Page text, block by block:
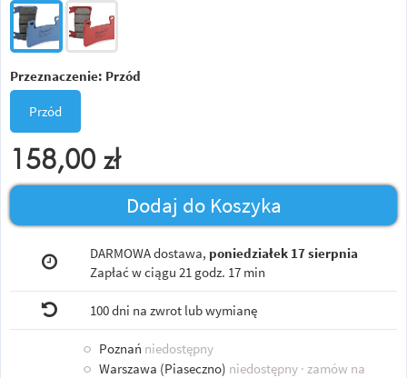
Przeznaczenie: Przód
Przód
158,00 zł
Dodaj do Koszyka
DARMOWA dostawa, poniedziałek 17 sierpnia
Zapłać w ciągu 21 godz. 17 min
100 dni na zwrot lub wymianę
○ Poznań niedostępny
○ Warszawa (Piaseczno) niedostępny · zamów na